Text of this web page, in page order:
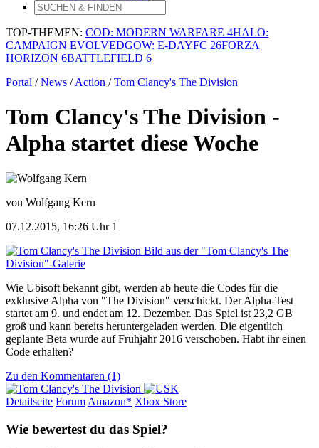
TOP-THEMEN: COD: MODERN WARFARE 4HALO:
CAMPAIGN EVOLVEDGOW: E-DAYFC 26FORZA
HORIZON 6BATTLEFIELD 6
Portal /News /Action /Tom Clancy's The Division
Tom Clancy's The Division -
Alpha startet diese Woche
von Wolfgang Kern
07.12.2015, 16:26 Uhr1
Bild aus der "Tom Clancy's The
Division"-Galerie
Wie Ubisoft bekannt gibt, werden ab heute die Codes für die
exklusive Alpha von "The Division" verschickt. Der Alpha-Test
startet am 9. und endet am 12. Dezember. Das Spiel ist 23,2 GB
groß und kann bereits heruntergeladen werden. Die eigentlich
geplante Beta wurde auf Frühjahr 2016 verschoben. Habt ihr einen
Code erhalten?
Zu den Kommentaren (1)
Detailseite Forum Amazon* Xbox Store
Wie bewertest du das Spiel?